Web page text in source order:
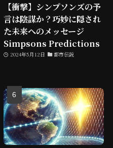
【衝撃】シンプソンズの予
言は陰謀か？巧妙に隠され
た未来へのメッセージ
Simpsons Predictions
2024年5月12日 都市伝説